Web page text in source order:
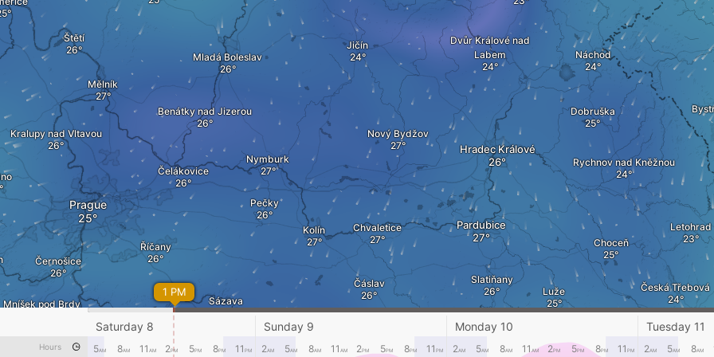
Dvůr Králové nad
Labem
Dobruška
Náchod
Luže
Slatiňany
Hradec Králové
Nový Bydžov
Pardubice
Česká Třebová
Rychnov nad Kněžnou
Letohrad
Choceň
Jičín
Mladá Boleslav
Benátky nad Jizerou
Čáslav
Chvaletice
Kolín
Sázava
Nymburk
Pečky
Hlinsko Svitavy
Štětí
Mělník
Černošice
Mníšek pod Brdy
Čelákovice
Prague
Kralupy nad Vltavou
Říčany
Benešov
1 PM
Hours
Saturday 8 Sunday 9 Monday 10 Tuesday 11
5AM 8AM 11 AM 2PM 5PM 8PM 11 PM 2AM 5AM 8AM 11 AM 2PM 5PM 8PM 11 PM 2AM 5AM 8AM 11AM 2PM 5PM 8PM 11 PM 2AM 5AM 8AM